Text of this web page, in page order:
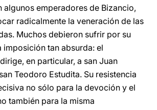
algunos emperadores de Bizancio,
radicalmente la veneración de las
Muchos debieron sufrir por su
imposición tan absurda: el
en particular, a san Juan
Teodoro Estudita. Su resistencia
no sólo para la devoción y el
también para la misma